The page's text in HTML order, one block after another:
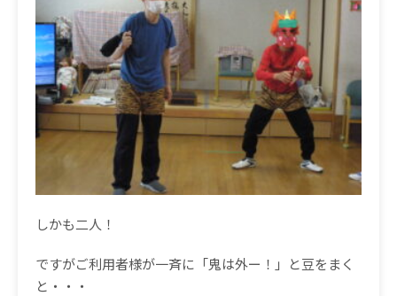
しかも二人！
ですがご利用者様が一斉に「鬼は外ー！」と豆をまく
と・・・